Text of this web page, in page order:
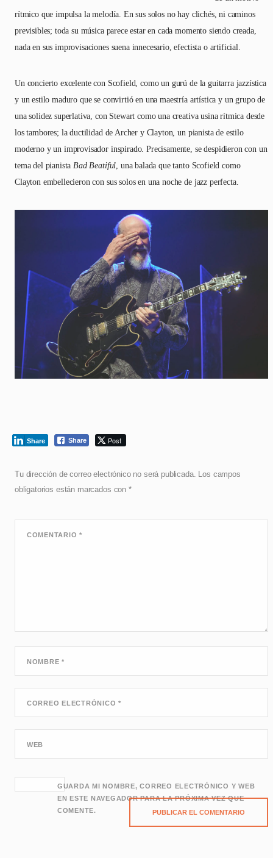
rítmico que impulsa la melodía. En sus solos no hay clichés, ni caminos
previsibles; toda su música parece estar en cada momento siendo creada,
nada en sus improvisaciones suena innecesario, efectista o artificial.
Un concierto excelente con Scofield, como un gurú de la guitarra jazzística
y un estilo maduro que se convirtió en una maestría artística y un grupo de
una solidez superlativa, con Stewart como una creativa usina rítmica desde
los tambores; la ductilidad de Archer y Clayton, un pianista de estilo
moderno y un improvisador inspirado. Precisamente, se despidieron con un
tema del pianistaBad Beatiful, una balada que tanto Scofield como
Clayton embellecieron con sus solos en una noche de jazz perfecta.
Share Post
Share
Tu dirección de correo electrónico no será publicada. Los campos
obligatorios están marcados con *
COMENTARIO*
NOMBRE*
CORREO ELECTRÓNICO*
WEB
GUARDA MI NOMBRE, CORREO ELECTRÓNICO Y WEB
EN ESTE NAVEGADOR PARA LA PRÓXIMA VEZ QUE
COMENTE.